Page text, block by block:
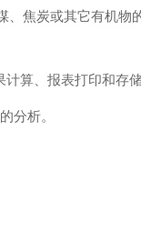
焦炭或其它有机物
算、报表打印和存储
分析。